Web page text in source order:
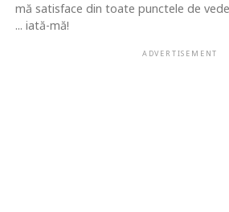
mă satisface din toate punctele de
... iată-mă!
ADVERTISEMENT